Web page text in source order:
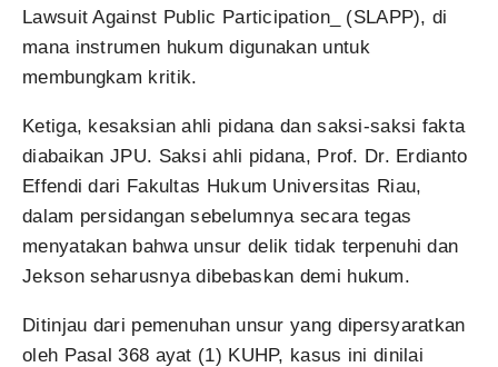
Lawsuit Against Public Participation_ (SLAPP), di
mana instrumen hukum digunakan untuk
membungkam kritik.
Ketiga, kesaksian ahli pidana dan saksi-saksi fakta
diabaikan JPU. Saksi ahli pidana, Prof. Dr. Erdianto
Effendi dari Fakultas Hukum Universitas Riau,
dalam persidangan sebelumnya secara tegas
menyatakan bahwa unsur delik tidak terpenuhi dan
Jekson seharusnya dibebaskan demi hukum.
Ditinjau dari pemenuhan unsur yang dipersyaratkan
oleh Pasal 368 ayat (1) KUHP, kasus ini dinilai